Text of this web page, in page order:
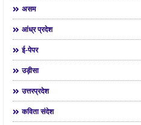
असम
आंध्र प्रदेश
ई-पेपर
उड़ीसा
उत्तरप्रदेश
कविता संदेश